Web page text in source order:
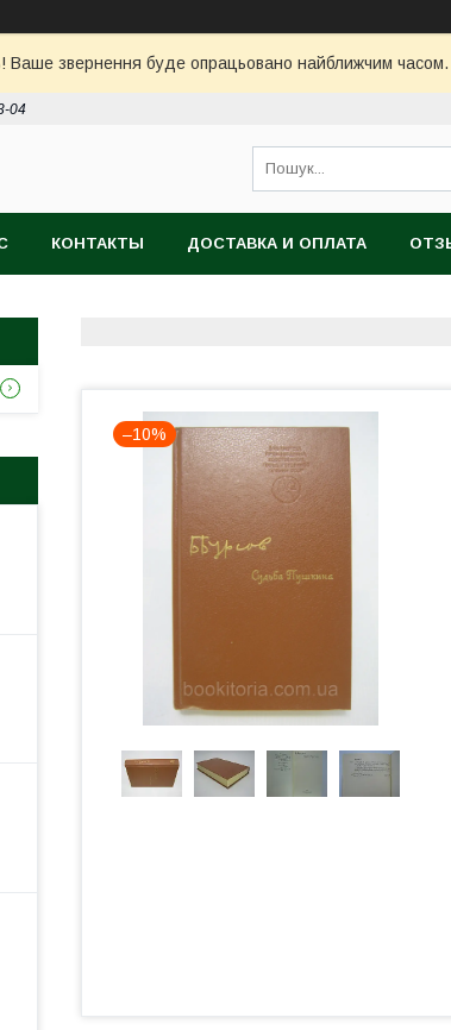
Ваше звернення буде опрацьовано найближчим
04
КОНТАКТЫ ДОСТАВКА И ОПЛАТА
–10%